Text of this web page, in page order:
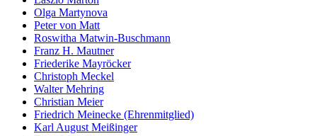
Olga Martynova
Peter von Matt
Roswitha Matwin-Buschmann
Franz H. Mautner
Friederike Mayröcker
Christoph Meckel
Walter Mehring
Christian Meier
Friedrich Meinecke (Ehrenmitglied)
Karl August Meißinger